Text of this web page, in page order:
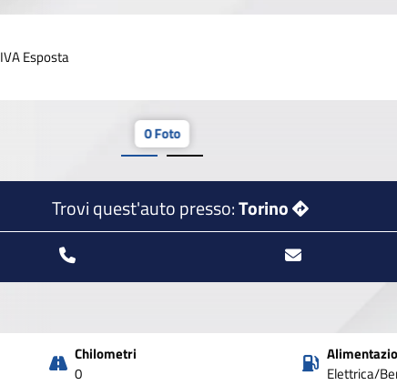
IVA Esposta
0 Foto
Trovi quest'auto presso:Torino
Chilometri
0
Elettrica/